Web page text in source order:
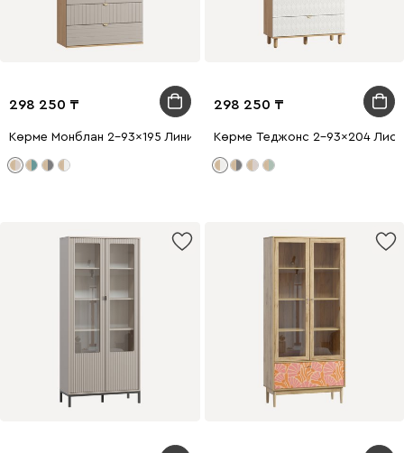
298 250
Көрме Монблан 2-93x195 Линии Латте
298 250
Көрме Теджонс 2-93x204 Лист